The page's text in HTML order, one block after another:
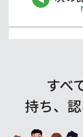
すべ
持ち、